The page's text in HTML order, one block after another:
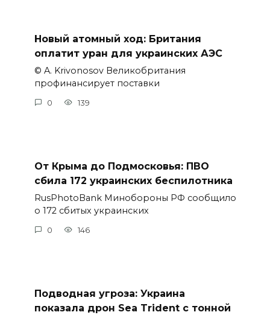
Новый атомный ход: Британия
оплатит уран для украинских АЭС
© A. Krivonosov Великобритания
профинансирует поставки
0 139
От Крыма до Подмосковья: ПВО
сбила 172 украинских беспилотника
RusPhotoBank Минобороны РФ сообщило
о 172 сбитых украинских
0 146
Подводная угроза: Украина
показала дрон Sea Trident с тонной